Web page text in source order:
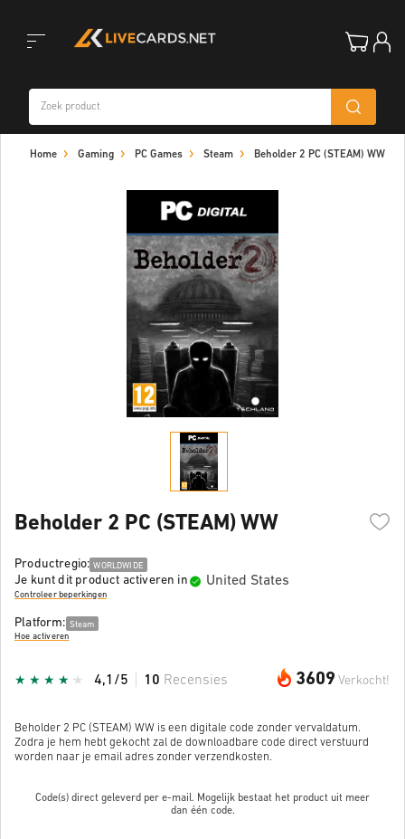
Home Gaming PC Games Steam Beholder 2 PC (STEAM) WW
Beholder 2 PC (STEAM) WW
Productregio: WORLDWIDE
Je kunt dit product activeren in United States
Controleer beperkingen
Platform: Steam
Hoe activeren
3609 Verkocht!
4,1/5 10 Recensies
Beholder 2 PC (STEAM) WW is een digitale code zonder vervaldatum.
Zodra je hem hebt gekocht zal de downloadbare code direct verstuurd
worden naar je email adres zonder verzendkosten.
Code(s) direct geleverd per e-mail. Mogelijk bestaat het product uit meer
dan één code.